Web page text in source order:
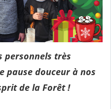
personnels très
pause douceur à nos
de la Forêt !